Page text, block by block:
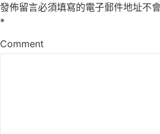
發佈留言必須填寫的電子郵件地址不
*
Comment